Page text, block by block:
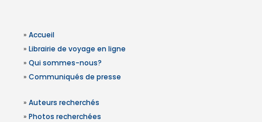
» Accueil
» Librairie de voyage en ligne
» Qui sommes-nous?
» Communiqués de presse
» Auteurs recherchés
» Photos recherchées